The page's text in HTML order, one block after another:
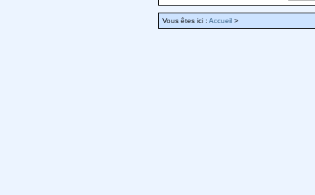
Vous êtes ici : Accueil >